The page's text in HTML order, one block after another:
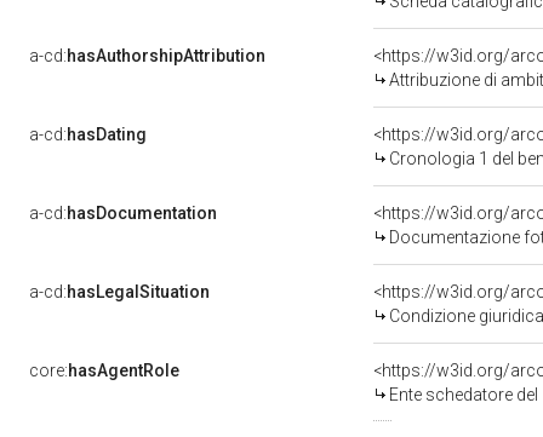
a-cd:hasAuthorshipAttribution
<https://w3id.org/
Attribuzione di
a-cd:hasDating
<https://w3id.org/
Cronologia 1 del
a-cd:hasDocumentation
Documentazione
a-cd:hasLegalSituation
Condizione
core:hasAgentRole
<https://w3id.org/
Ente schedatore